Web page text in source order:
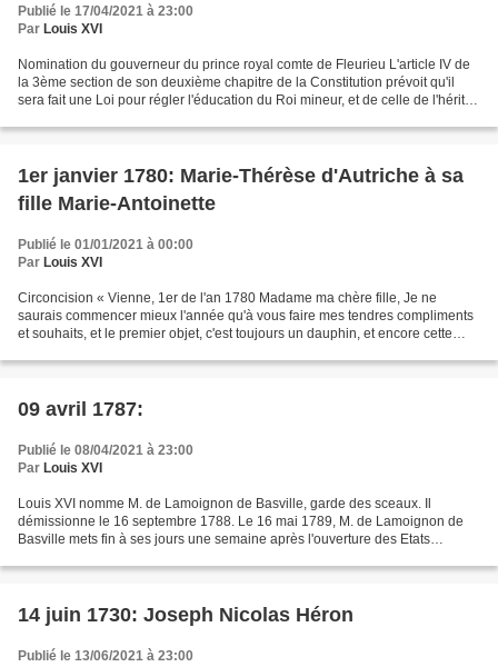
Publié le 17/04/2021 à 23:00
Par Louis XVI
Nomination du gouverneur du prince royal comte de Fleurieu L'article IV de
la 3ème section de son deuxième chapitre de la Constitution prévoit qu'il
sera fait une Loi pour régler l'éducation du Roi mineur, et de celle de l'héritier
1er janvier 1780: Marie-Thérèse d'Autriche à sa
fille Marie-Antoinette
Publié le 01/01/2021 à 00:00
Par Louis XVI
Circoncision « Vienne, 1er de l'an 1780 Madame ma chère fille, Je ne
saurais commencer mieux l'année qu'à vous faire mes tendres compliments
et souhaits, et le premier objet, c'est toujours un dauphin, et encore cette
09 avril 1787:
Publié le 08/04/2021 à 23:00
Par Louis XVI
Louis XVI nomme M. de Lamoignon de Basville, garde des sceaux. Il
démissionne le 16 septembre 1788. Le 16 mai 1789, M. de Lamoignon de
Basville mets fin à ses jours une semaine après l'ouverture des Etats
14 juin 1730: Joseph Nicolas Héron
Publié le 13/06/2021 à 23:00